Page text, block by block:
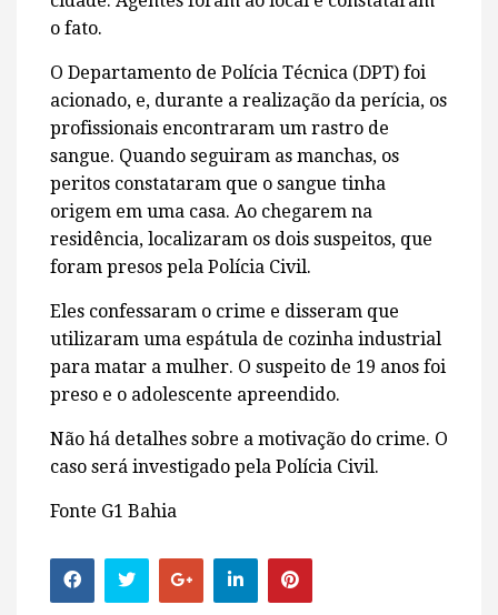
o fato.
O Departamento de Polícia Técnica (DPT) foi
acionado, e, durante a realização da perícia, os
profissionais encontraram um rastro de
sangue. Quando seguiram as manchas, os
peritos constataram que o sangue tinha
origem em uma casa. Ao chegarem na
residência, localizaram os dois suspeitos, que
foram presos pela Polícia Civil.
Eles confessaram o crime e disseram que
utilizaram uma espátula de cozinha industrial
para matar a mulher. O suspeito de 19 anos foi
preso e o adolescente apreendido.
Não há detalhes sobre a motivação do crime. O
caso será investigado pela Polícia Civil.
Fonte G1 Bahia